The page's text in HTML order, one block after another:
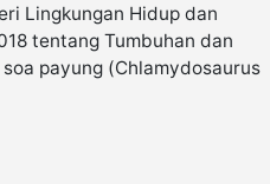
Lingkungan Hidup dan
tentang Tumbuhan dan
payung (Chlamydosaurus